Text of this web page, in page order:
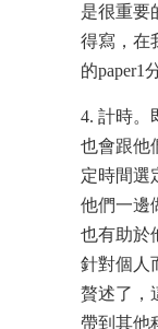
是很重要
得寫，在
的paper1
4. 計時。
也會跟他
定時間選
他們一邊
也有助於
針對個人
贅述了，
帶到其他